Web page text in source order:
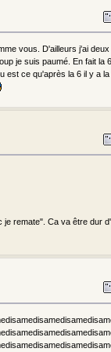
vous. D'ailleurs j'ai
je suis paumé. En fait la
est ce qu'après la 6 il y a
je remate". Ca va être dur